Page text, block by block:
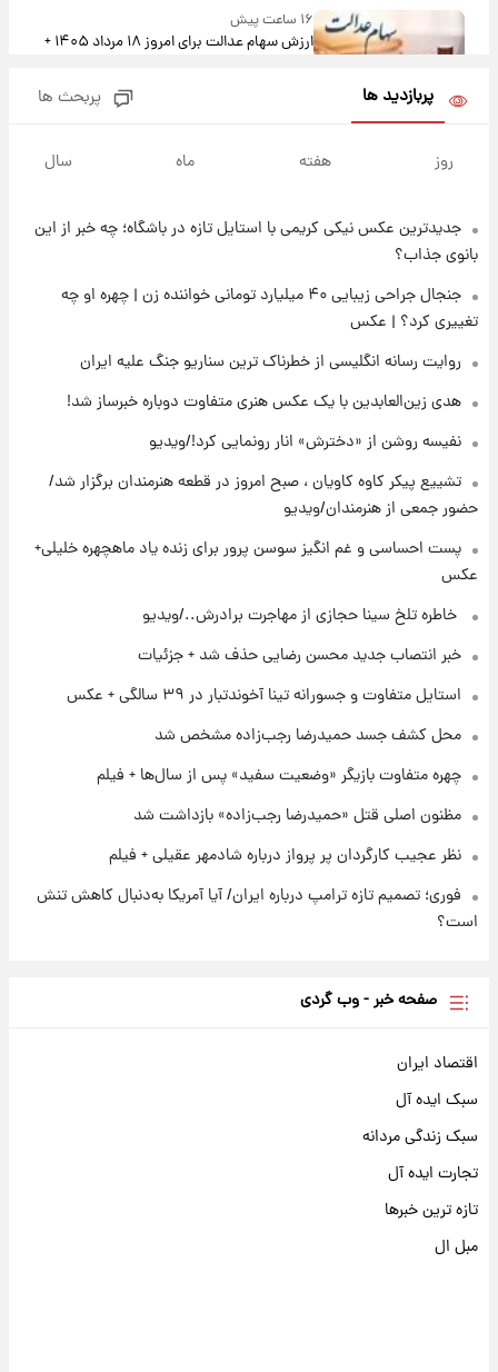
۱۶ ساعت پیش
ارزش سهام عدالت برای امروز ۱۸ مرداد ۱۴۰۵ +
دل صحرا + عکس
۱۸ ساعت پیش
خبر انتصاب جدید محسن رضایی حذف شد +
جزئیات
۲۰ ساعت پیش
پست جدید محسن رضایی در شورای عالی امنیت
ملی
۲۳ ساعت پیش
آتش‌سوزی در لوناپارک شیراز؛ آخرین وضعیت
خواستگار ۵۰ساله شاهدخت لئونور بازداشت شد
پربازدید ها پربحث ها
روز هفته ماه سال
جدیدترین عکس نیکی کریمی با استایل تازه در باشگاه؛ چه خبر از این
بانوی جذاب؟
جنجال جراحی زیبایی ۴۰ میلیارد تومانی خواننده زن | چهره او چه
تغییری کرد؟ | عکس
روایت رسانه انگلیسی از خطرناک ترین سناریو جنگ علیه ایران
هدی زین‌العابدین با یک عکس هنری متفاوت دوباره خبرساز شد!
نفیسه روشن از «دخترش» انار رونمایی کرد!/ویدیو
تشییع پیکر کاوه کاویان ، صبح امروز در قطعه هنرمندان برگزار شد/
حضور جمعی از هنرمندان/ویدیو
پست احساسی و غم انگیز سوسن پرور برای زنده یاد ماهچهره خلیلی+
عکس
⁨ خاطره تلخ سینا حجازی از مهاجرت برادرش../ویدیو
خبر انتصاب جدید محسن رضایی حذف شد + جزئیات
استایل متفاوت و جسورانه تینا آخوندتبار در ۳۹ سالگی + عکس
محل کشف جسد حمیدرضا رجب‌زاده مشخص شد
چهره متفاوت بازیگر «وضعیت سفید» پس از سال‌ها + فیلم
مظنون اصلی قتل «حمیدرضا رجب‌زاده» بازداشت شد
نظر عجیب کارگردان پر پرواز درباره شادمهر عقیلی + فیلم
فوری؛ تصمیم تازه ترامپ درباره ایران/ آیا آمریکا به‌دنبال کاهش تنش
است؟
صفحه خبر - وب گردی
اقتصاد ایران
سبک ایده آل
سبک زندگی مردانه
تجارت ایده آل
تازه ترین خبرها
مبل ال